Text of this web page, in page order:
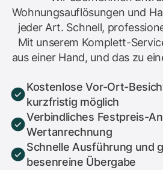
Wohnungsauflösungen und
jeder Art. Schnell,
Mit unserem Komplett-
aus einer Hand, und das zu
Kostenlose Vor-Ort-
kurzfristig möglich
Verbindliches Festpreis-
Wertanrechnung
Schnelle Ausführung und
besenreine Übergabe